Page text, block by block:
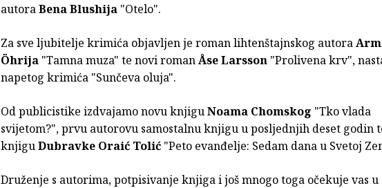
autoraBena Blushija "Otelo".
Za sve ljubitelje krimića objavljen je roman lihtenštajnskog autora
Öhrija "Tamna muza" te novi romanÅse Larsson "Prolivena krv",
napetog krimića "Sunčeva oluja".
Od publicistike izdvajamo novu knjiguNoama Chomskog "Tko vlada
svijetom?", prvu autorovu samostalnu knjigu u posljednjih deset godin
knjiguDubravke Oraić Tolić "Peto evanđelje: Sedam dana u Svetoj
Druženje s autorima, potpisivanje knjiga i još mnogo toga očekuje vas u